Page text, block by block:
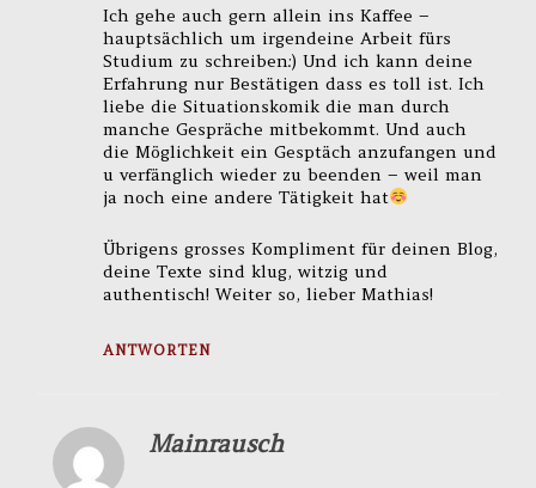
Ich gehe auch gern allein ins Kaffee –
hauptsächlich um irgendeine Arbeit fürs
Studium zu schreiben:) Und ich kann deine
Erfahrung nur Bestätigen dass es toll ist. Ich
liebe die Situationskomik die man durch
manche Gespräche mitbekommt. Und auch
die Möglichkeit ein Gesptäch anzufangen und
u verfänglich wieder zu beenden – weil man
ja noch eine andere Tätigkeit hat
Übrigens grosses Kompliment für deinen Blog,
deine Texte sind klug, witzig und
authentisch! Weiter so, lieber Mathias!
ANTWORTEN
Mainrausch